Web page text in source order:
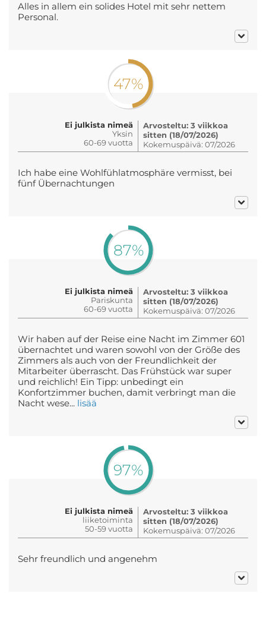
Alles in allem ein solides Hotel mit sehr nettem
Personal.
47%
Ei julkista nimeä
Yksin
60-69 vuotta
Arvosteltu: 3 viikkoa
sitten (18/07/2026)
Kokemuspäivä: 07/2026
Ich habe eine Wohlfühlatmosphäre vermisst, bei
fünf Übernachtungen
87%
Ei julkista nimeä
Pariskunta
60-69 vuotta
Arvosteltu: 3 viikkoa
sitten (18/07/2026)
Kokemuspäivä: 07/2026
Wir haben auf der Reise eine Nacht im Zimmer 601
übernachtet und waren sowohl von der Größe des
Zimmers als auch von der Freundlichkeit der
Mitarbeiter überrascht. Das Frühstück war super
und reichlich! Ein Tipp: unbedingt ein
Konfortzimmer buchen, damit verbringt man die
Nacht wese... lisää
97%
Ei julkista nimeä
liiketoiminta
50-59 vuotta
Arvosteltu: 3 viikkoa
sitten (18/07/2026)
Kokemuspäivä: 07/2026
Sehr freundlich und angenehm